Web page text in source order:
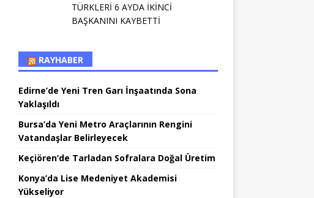
TÜRKLERİ 6 AYDA İKİNCİ
BAŞKANINI KAYBETTİ
RAYHABER
Edirne’de Yeni Tren Garı İnşaatında Sona
Yaklaşıldı
Bursa’da Yeni Metro Araçlarının Rengini
Vatandaşlar Belirleyecek
Keçiören’de Tarladan Sofralara Doğal Üretim
Konya’da Lise Medeniyet Akademisi
Yükseliyor